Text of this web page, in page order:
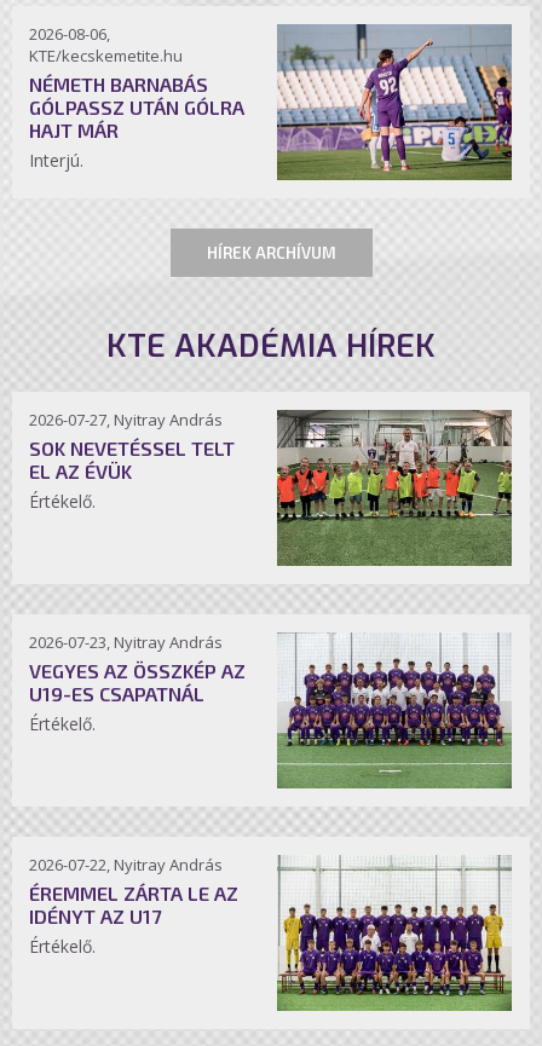
2026-08-06,
KTE/kecskemetite.hu
NÉMETH BARNABÁS
GÓLPASSZ UTÁN GÓLRA
HAJT MÁR
Interjú.
HÍREK ARCHÍVUM
KTE AKADÉMIA HÍREK
2026-07-27, Nyitray András
SOK NEVETÉSSEL TELT
EL AZ ÉVÜK
Értékelő.
2026-07-23, Nyitray András
VEGYES AZ ÖSSZKÉP AZ
U19-ES CSAPATNÁL
Értékelő.
2026-07-22, Nyitray András
ÉREMMEL ZÁRTA LE AZ
IDÉNYT AZ U17
Értékelő.